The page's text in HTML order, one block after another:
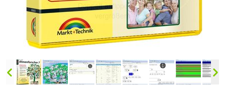
Doppelt antippen zum
vergrößern